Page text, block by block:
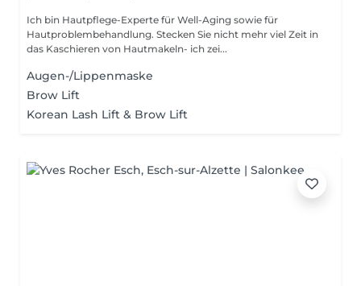
Ich bin Hautpflege-Experte für Well-Aging sowie für
Hautproblembehandlung. Stecken Sie nicht mehr viel Zeit in
das Kaschieren von Hautmakeln- ich zei...
Augen-/Lippenmaske
Brow Lift
Korean Lash Lift & Brow Lift